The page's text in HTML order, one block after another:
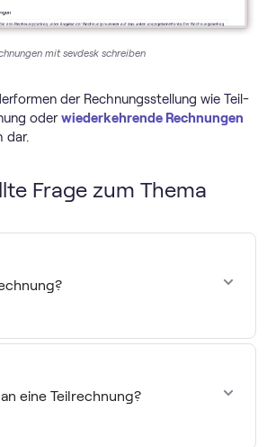
mit sevdesk schreiben
der Rechnungsstellung wie Teil-
oderwiederkehrende Rechnungen
dar.
Frage zum Thema
Abschlagsrechnungrechnest du mit
deiner Leistung bereits erbracht ist
eine Teilrechnung?